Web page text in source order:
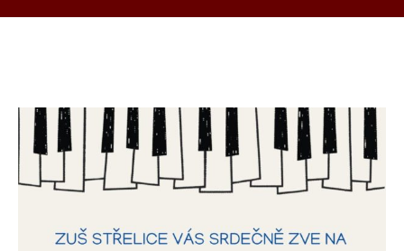
Zobrazit
větší
obrázek